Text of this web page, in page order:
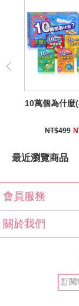
10萬個為什麼
NT$499
最近瀏覽商品
會員服務
會員辨法
客服信箱
隱私條款
網站導覽
關於我們